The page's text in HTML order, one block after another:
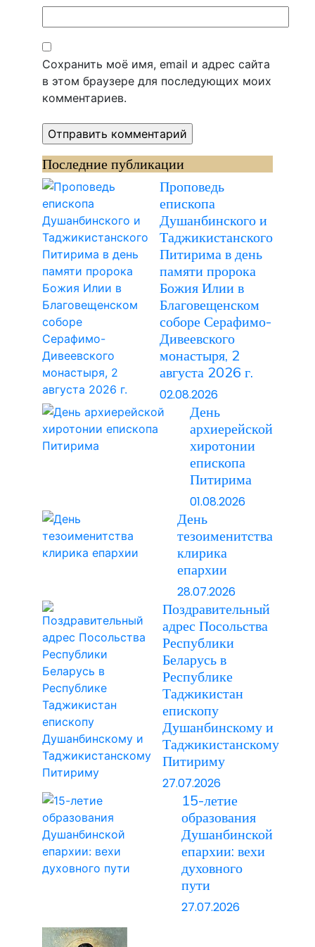
Сохранить моё имя, email и адрес сайта
в этом браузере для последующих моих
комментариев.
Последние публикации
Проповедь
епископа
Душанбинского и
Таджикистанского
Питирима в день
памяти пророка
Божия Илии в
Благовещенском
соборе Серафимо-
Дивеевского
монастыря, 2
августа 2026 г.
02.08.2026
День
архиерейской
хиротонии
епископа
Питирима
01.08.2026
День
тезоименитства
клирика
епархии
28.07.2026
Поздравительный
адрес Посольства
Республики
Беларусь в
Республике
Таджикистан
епископу
Душанбинскому и
Таджикистанскому
Питириму
27.07.2026
15-летие
образования
Душанбинской
епархии: вехи
духовного
пути
27.07.2026